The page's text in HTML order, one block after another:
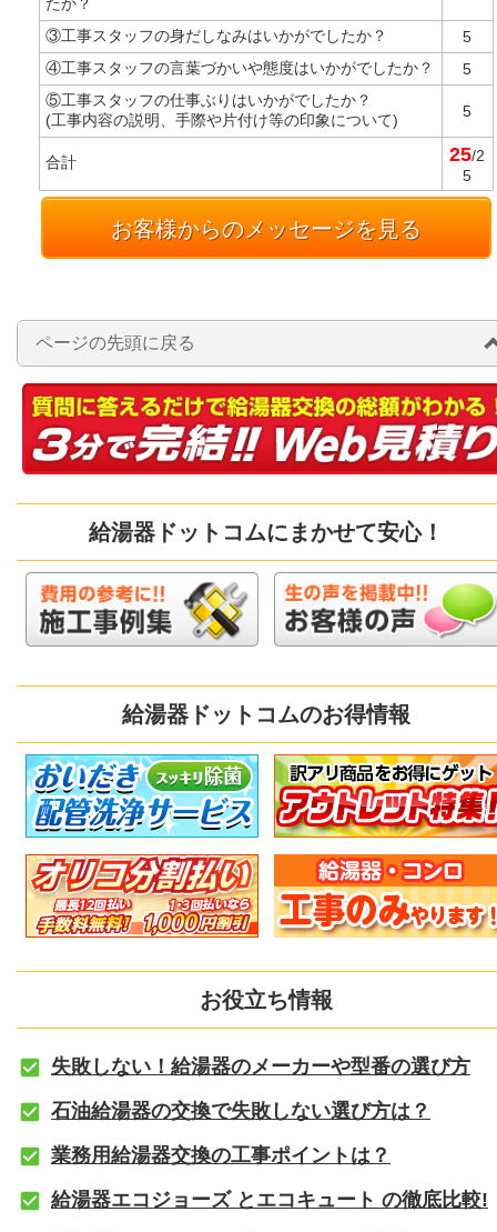
③工事スタッフの身だしなみはいかがでしたか？
5
④工事スタッフの言葉づかいや態度はいかがでしたか？
5
⑤工事スタッフの仕事ぶりはいかがでしたか？
(工事内容の説明、手際や片付け等の印象について)
5
合計 25/2
5
お客様からのメッセージを見る
ページの先頭に戻る
給湯器ドットコムにまかせて安心！
給湯器ドットコムのお得情報
お役立ち情報
失敗しない！給湯器のメーカーや型番の選び方
石油給湯器の交換で失敗しない選び方は？
業務用給湯器交換の工事ポイントは？
給湯器エコジョーズ とエコキュート の徹底比較!